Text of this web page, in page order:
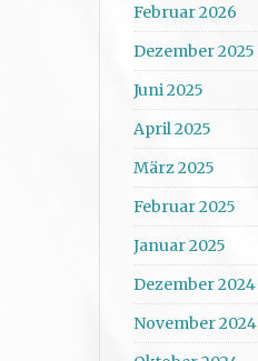
Februar 2026
Dezember 2025
Juni 2025
April 2025
März 2025
Februar 2025
Januar 2025
Dezember 2024
November 2024